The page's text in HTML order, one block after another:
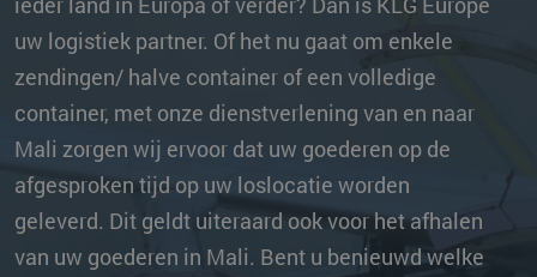
uw logistiek partner. Of het nu gaat om enkele
zendingen/ halve container of een volledige
container, met onze dienstverlening van en naar
Mali zorgen wij ervoor dat uw goederen op de
afgesproken tijd op uw loslocatie worden
geleverd. Dit geldt uiteraard ook voor het afhalen
van uw goederen in Mali. Bent u benieuwd welke